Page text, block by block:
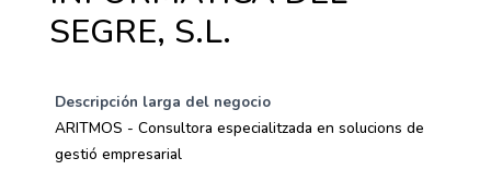
SEGRE, S.L.
Descripción larga del negocio
ARITMOS - Consultora especialitzada en solucions de
gestió empresarial